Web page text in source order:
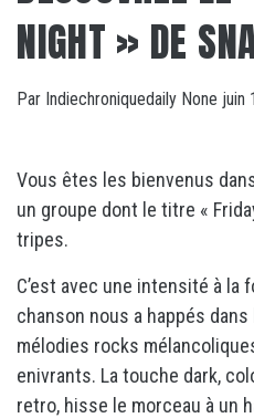
NIGHT » DE
Par Indiechroniquedaily None juin
Vous êtes les bienvenus
un groupe dont le titre «
tripes.
C’est avec une intensité à la
chanson nous a happés
mélodies rocks
enivrants. La touche dark,
retro, hisse le morceau à un